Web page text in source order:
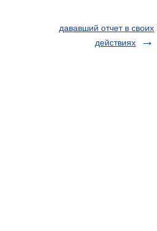
дававший отчет в своих
действиях